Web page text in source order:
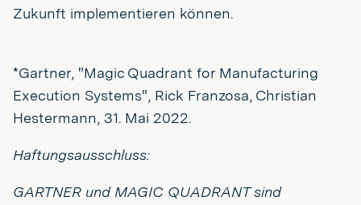
Zukunft implementieren können.
*Gartner, "Magic Quadrant for Manufacturing
Execution Systems", Rick Franzosa, Christian
Hestermann, 31. Mai 2022.
Haftungsausschluss:
GARTNER und MAGIC QUADRANT sind